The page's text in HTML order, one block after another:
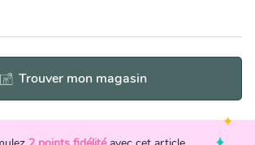
Trouver mon magasin